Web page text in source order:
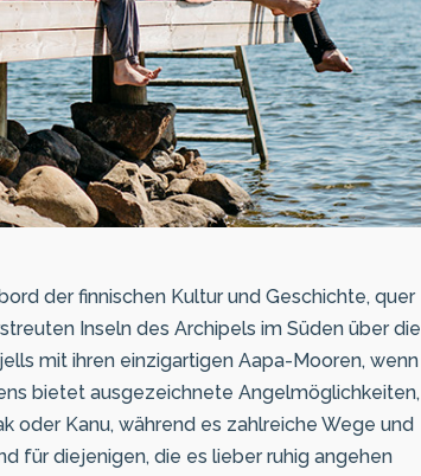
der finnischen Kultur und Geschichte, quer
Inseln des Archipels im Süden über die
mit ihren einzigartigen Aapa-Mooren, wenn
bietet ausgezeichnete Angelmöglichkeiten,
oder Kanu, während es zahlreiche Wege und
für diejenigen, die es lieber ruhig angehen